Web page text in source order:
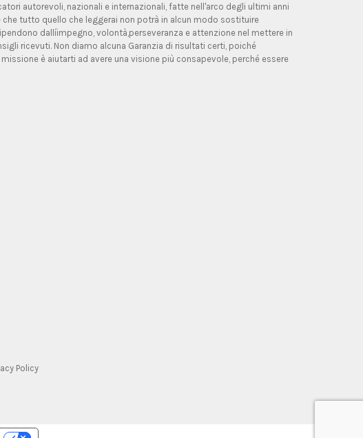
autorevoli, nazionali e internazionali, fatte nell'arco degli ultimi anni
tutto quello che leggerai non potrà in alcun modo sostituire
dallíimpegno, volontà,perseveranza e attenzione nel mettere in
ricevuti. Non diamo alcuna Garanzia di risultati certi, poiché
è aiutarti ad avere una visione più consapevole, perché essere
Policy